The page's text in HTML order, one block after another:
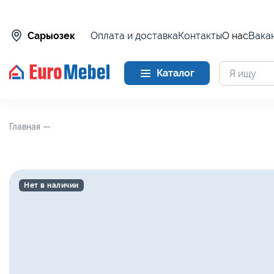
Сарыозек Оплата и доставкаКонтактыО нас
Каталог
Главная —
Нет в наличии